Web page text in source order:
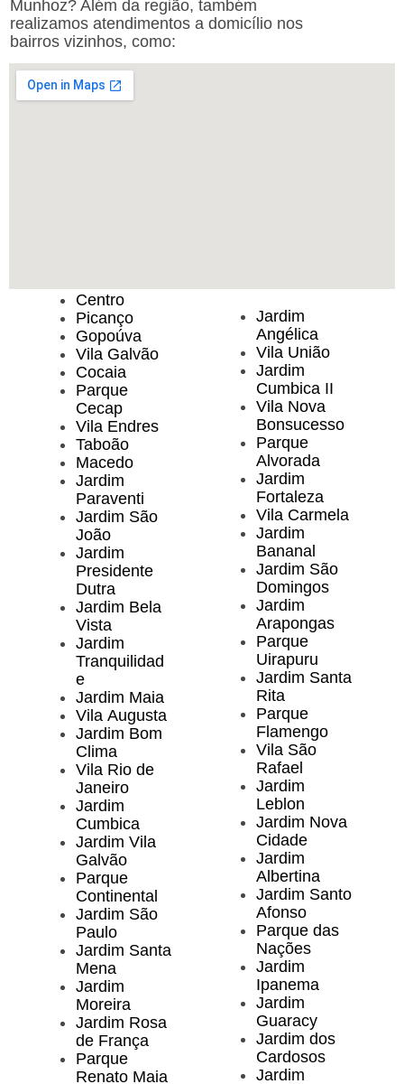
Munhoz? Além da região, também
realizamos atendimentos a domicílio nos
bairros vizinhos, como:
Centro
Picanço
Gopoúva
Vila Galvão
Cocaia
Parque
Cecap
Vila Endres
Taboão
Macedo
Jardim
Paraventi
Jardim São
João
Jardim
Presidente
Dutra
Jardim Bela
Vista
Jardim
Tranquilidad
e
Jardim Maia
Vila Augusta
Jardim Bom
Clima
Vila Rio de
Janeiro
Jardim
Cumbica
Jardim Vila
Galvão
Parque
Continental
Jardim São
Paulo
Jardim Santa
Mena
Jardim
Moreira
Jardim Rosa
de França
Parque
Renato Maia
Jardim
Angélica
Vila União
Jardim
Cumbica II
Vila Nova
Bonsucesso
Parque
Alvorada
Jardim
Fortaleza
Vila Carmela
Jardim
Bananal
Jardim São
Domingos
Jardim
Arapongas
Parque
Uirapuru
Jardim Santa
Rita
Parque
Flamengo
Vila São
Rafael
Jardim
Leblon
Jardim Nova
Cidade
Jardim
Albertina
Jardim Santo
Afonso
Parque das
Nações
Jardim
Ipanema
Jardim
Guaracy
Jardim dos
Cardosos
Jardim